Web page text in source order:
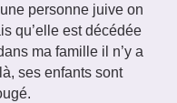
personne juive on
qu’elle est décédée
ma famille il n’y a
ses enfants sont